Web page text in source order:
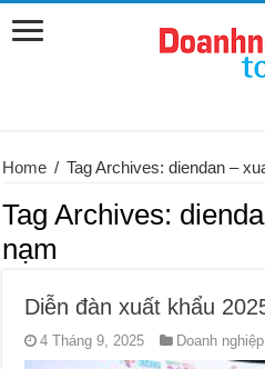
Home / Tag Archives: diendan –
Tag Archives:
nạm
Diễn đàn xuất khẩu
4 Tháng 9, 2025 Doanh nghiệp